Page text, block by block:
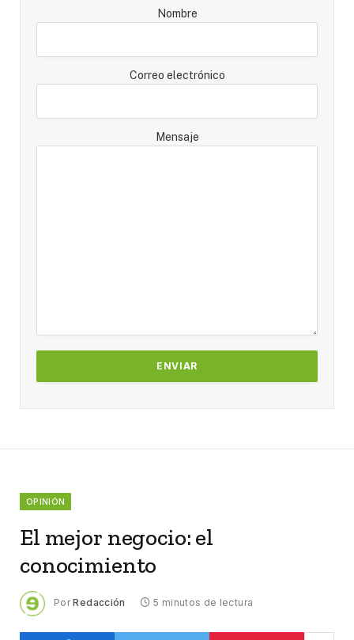
Nombre
Correo electrónico
Mensaje
OPINIÓN
El mejor negocio: el
conocimiento
Por Redacción 5 minutos de lectura